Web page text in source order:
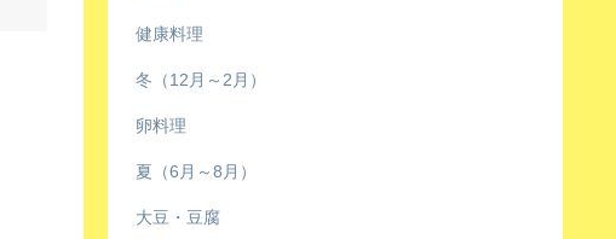
健康料理
冬（12月～2月）
卵料理
夏（6月～8月）
大豆・豆腐